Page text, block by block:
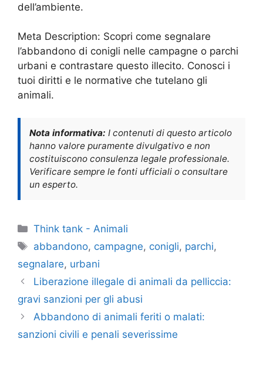
dell’ambiente.
Meta Description: Scopri come segnalare
l’abbandono di conigli nelle campagne o parchi
urbani e contrastare questo illecito. Conosci i
tuoi diritti e le normative che tutelano gli
animali.
Nota informativa: I contenuti di questo articolo
hanno valore puramente divulgativo e non
costituiscono consulenza legale professionale.
Verificare sempre le fonti ufficiali o consultare
un esperto.
Categorie
Think tank - Animali
Tag
abbandono, campagne, conigli, parchi,
segnalare, urbani
Liberazione illegale di animali da pelliccia:
gravi sanzioni per gli abusi
Abbandono di animali feriti o malati:
sanzioni civili e penali severissime